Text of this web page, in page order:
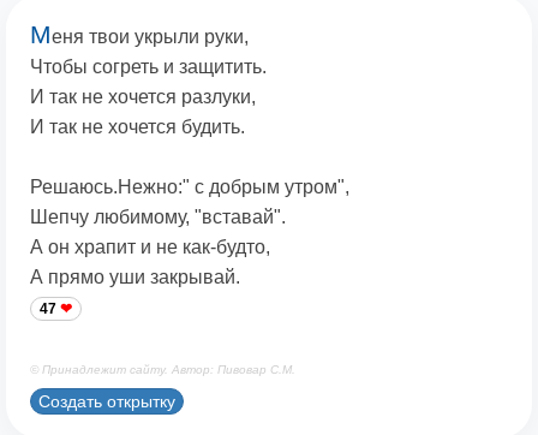
Меня твои укрыли руки,
Чтобы согреть и защитить.
И так не хочется разлуки,
И так не хочется будить.
Решаюсь.Нежно:" с добрым утром",
Шепчу любимому, "вставай".
А он храпит и не как-будто,
А прямо уши закрывай.
47
© Принадлежит сайту. Автор: Пивовар С.М.
Создать открытку